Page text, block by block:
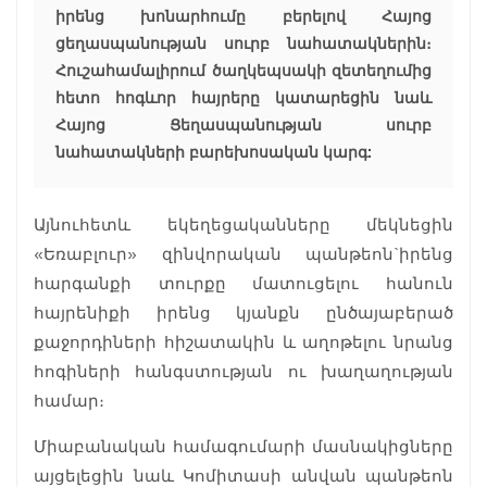
իրենց խոնարհումը բերելով Հայոց
ցեղասպանության սուրբ նահատակներին։
Հուշահամալիրում ծաղկեպսակի զետեղումից
հետո հոգևոր հայրերը կատարեցին նաև
Հայոց Ցեղասպանության սուրբ
նահատակների բարեխոսական կարգ:
Այնուհետև եկեղեցականները մեկնեցին
«Եռաբլուր» զինվորական պանթեոն`իրենց
հարգանքի տուրքը մատուցելու հանուն
հայրենիքի իրենց կյանքն ընծայաբերած
քաջորդիների հիշատակին և աղոթելու նրանց
հոգիների հանգստության ու խաղաղության
համար։
Միաբանական համագումարի մասնակիցները
այցելեցին նաև Կոմիտասի անվան պանթեոն